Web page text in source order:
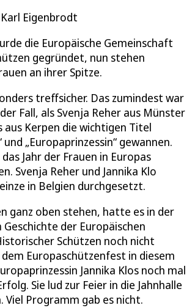
Eigenbrodt
die Europäische Gemeinschaft
gegründet, nun stehen
an ihrer Spitze.
treffsicher. Das zumindest war
Fall, als Svenja Reher aus Münster
aus Kerpen die wichtigen Titel
und „Europaprinzessin“ gewannen.
Jahr der Frauen in Europas
Svenja Reher und Jannika Klo
in Belgien durchgesetzt.
ganz oben stehen, hatte es in der
der Europäischen
Schützen noch nicht
Europaschützenfest in diesem
Jannika Klos noch mal
Sie lud zur Feier in die Jahnhalle
Viel Programm gab es nicht.